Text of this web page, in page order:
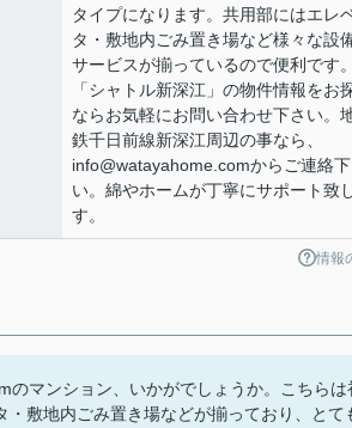
タイプになります。共用部にはエレ
タ・敷地内ごみ置き場など様々な設
サービスが揃っているので便利です
「シャトル新深江」の物件情報をお
ならお気軽にお問い合わせ下さい。
鉄千日前線新深江周辺の事なら、
info@watayahome.comからご連絡
い。綿やホームが丁寧にサポート致
す。
情報
マンション、いかがでしょうか。こちらは
敷地内ごみ置き場などが揃っており、とて